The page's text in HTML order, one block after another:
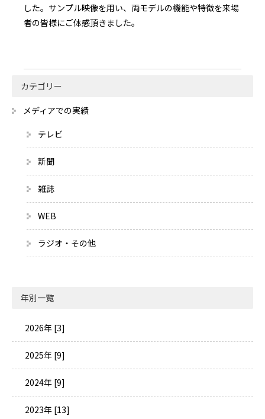
した。サンプル映像を用い、両モデルの機能や特徴を来場
者の皆様にご体感頂きました。
カテゴリー
メディアでの実績
テレビ
新聞
雑誌
WEB
ラジオ・その他
年別一覧
2026年 [3]
2025年 [9]
2024年 [9]
2023年 [13]